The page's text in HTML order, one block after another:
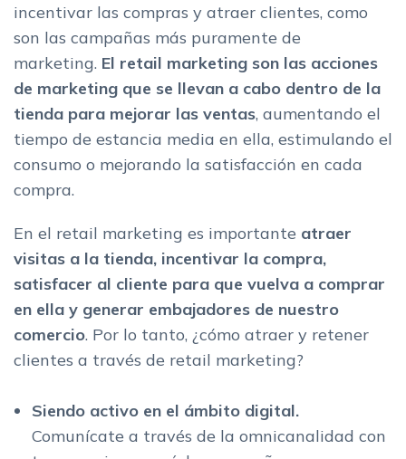
incentivar las compras y atraer clientes, como
son las campañas más puramente de
marketing. El retail marketing son las acciones
de marketing que se llevan a cabo dentro de la
tienda para mejorar las ventas, aumentando el
tiempo de estancia media en ella, estimulando el
consumo o mejorando la satisfacción en cada
compra.
En el retail marketing es importante atraer
visitas a la tienda, incentivar la compra,
satisfacer al cliente para que vuelva a comprar
en ella y generar embajadores de nuestro
comercio. Por lo tanto, ¿cómo atraer y retener
clientes a través de retail marketing?
Siendo activo en el ámbito digital.
Comunícate a través de la omnicanalidad con